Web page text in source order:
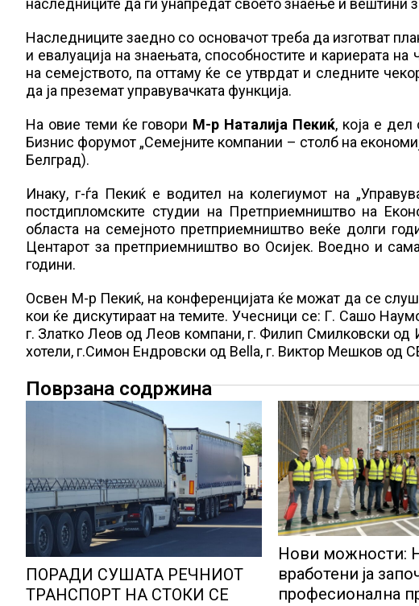
наследниците да ги унапредат своето знаење и вештини
Наследниците заедно со основачот треба да изготват
и евалуација на знаењата, способностите и кариерата
на семејството, па оттаму ќе се утврдат и следните
да ја преземат управувачката функција.
На овие теми ќе говори М-р Наталија Пекиќ, која е дел
Бизнис форумот „Семејните компании – столб на
Белград).
Инаку, г-ѓа Пекиќ е водител на колегиумот на
постдипломските студии на Претприемништво на
областа на семејното претприемништво веќе долги
Центарот за претприемништво во Осијек. Воедно и
години.
Освен М-р Пекиќ, на конференцијата ќе можат да се
кои ќе дискутираат на темите. Учесници се: Г. Сашо
г. Златко Леов од Леов компани, г. Филип Смилковски
хотели, г.Симон Ендровски од Bella, г. Виктор Мешков од
Поврзана содржина
ПОРАДИ СУШАТА РЕЧНИОТ
ТРАНСПОРТ НА СТОКИ СЕ
Нови можности:
вработени ја
професионална